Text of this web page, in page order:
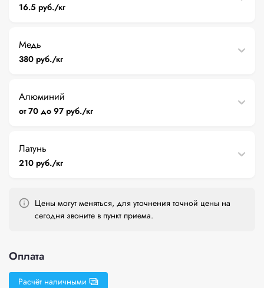
16.5 руб./кг
Медь
380 руб./кг
Алюминий
от 70 до 97 руб./кг
Латунь
210 руб./кг
Цены могут меняться, для уточнения точной цены на
сегодня звоните в пункт приема.
Оплата
Расчёт наличными